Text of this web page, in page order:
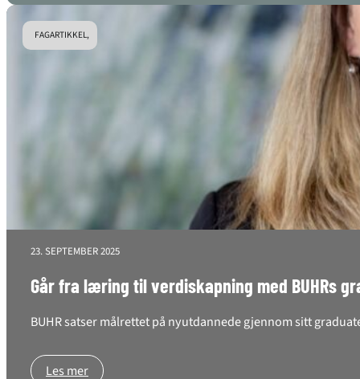
FAGARTIKKEL,
23. SEPTEMBER 2025
Går fra læring til verdiskapning med BUHRs
BUHR satser målrettet på nyutdannede gjennom sitt
Les mer